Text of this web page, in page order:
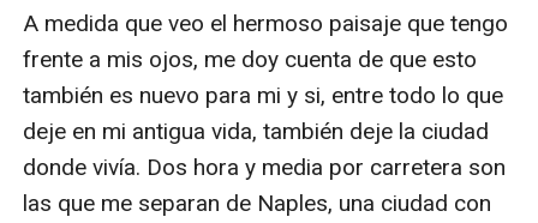
A medida que veo el hermoso paisaje que tengo
frente a mis ojos, me doy cuenta de que esto
también es nuevo para mi y si, entre todo lo que
deje en mi antigua vida, también deje la ciudad
donde vivía. Dos hora y media por carretera son
las que me separan de Naples, una ciudad con